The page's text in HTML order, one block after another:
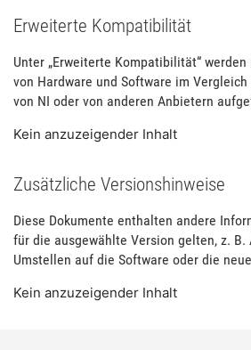
Erweiterte Kompatibilität
Unter „Erweiterte Kompatibilität“
von Hardware und Software im
von NI oder von anderen Anbietern
Kein anzuzeigender Inhalt
Zusätzliche Versionshinweise
Diese Dokumente enthalten andere
für die ausgewählte Version gelten, z. B.
Umstellen auf die Software oder die
Kein anzuzeigender Inhalt